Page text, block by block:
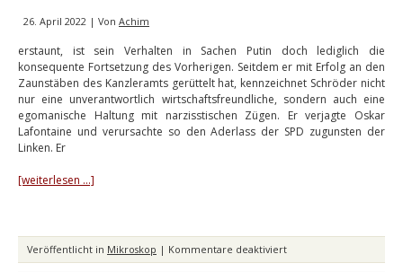
26. April 2022 | Von Achim
erstaunt, ist sein Verhalten in Sachen Putin doch lediglich die
konsequente Fortsetzung des Vorherigen. Seitdem er mit Erfolg an den
Zaunstäben des Kanzleramts gerüttelt hat, kennzeichnet Schröder nicht
nur eine unverantwortlich wirtschaftsfreundliche, sondern auch eine
egomanische Haltung mit narzisstischen Zügen. Er verjagte Oskar
Lafontaine und verursachte so den Aderlass der SPD zugunsten der
Linken. Er
[weiterlesen …]
Veröffentlicht in Mikroskop | Kommentare deaktiviertfür
Das